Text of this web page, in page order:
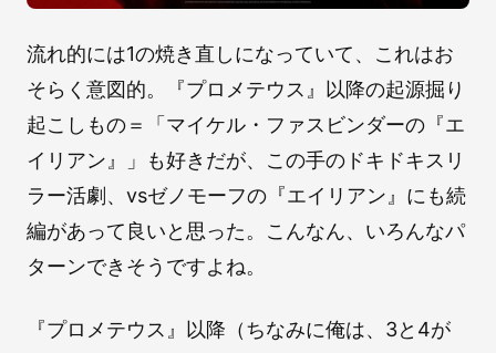
流れ的には1の焼き直しになっていて、これはお
そらく意図的。『プロメテウス』以降の起源掘り
起こしもの＝「マイケル・ファスビンダーの『エ
イリアン』」も好きだが、この手のドキドキスリ
ラー活劇、vsゼノモーフの『エイリアン』にも続
編があって良いと思った。こんなん、いろんなパ
ターンできそうですよね。
『プロメテウス』以降（ちなみに俺は、3と4が